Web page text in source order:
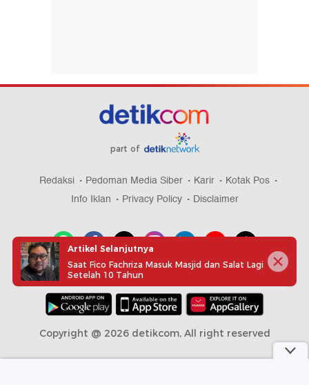
part of
Redaksi Pedoman Media Siber Karir
Kotak Pos
Info Iklan
Privacy Policy Disclaimer
Download aplikasi detikcom
Copyright @ 2026 detikcom, All right reserved
Artikel Selanjutnya
Saat Fico Fachriza Masuk Masjid dan Salat Lagi
Setelah 10 Tahun